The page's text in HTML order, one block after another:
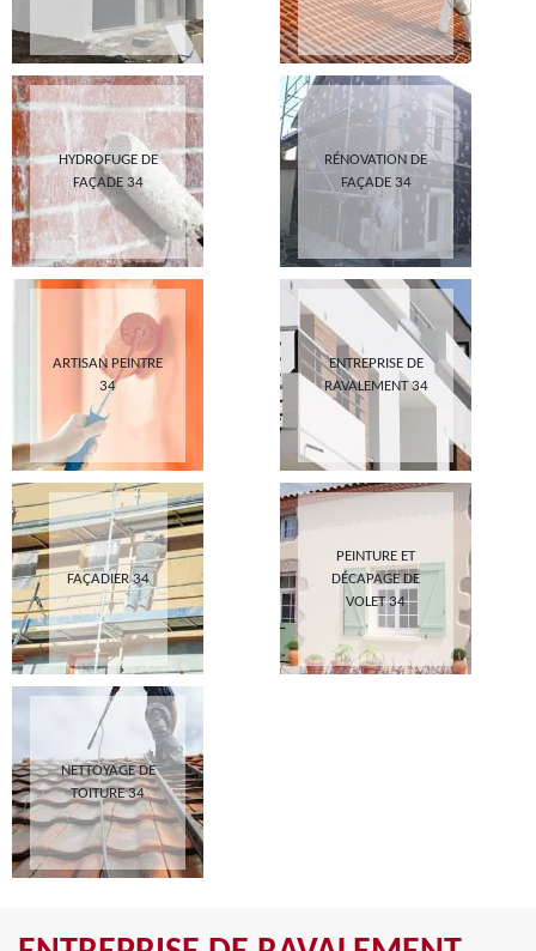
HYDROFUGE DE
FAÇADE 34
RÉNOVATION DE
FAÇADE 34
ARTISAN PEINTRE
34
ENTREPRISE DE
RAVALEMENT 34
FAÇADIER 34
PEINTURE ET
DÉCAPAGE DE
VOLET 34
NETTOYAGE DE
TOITURE 34